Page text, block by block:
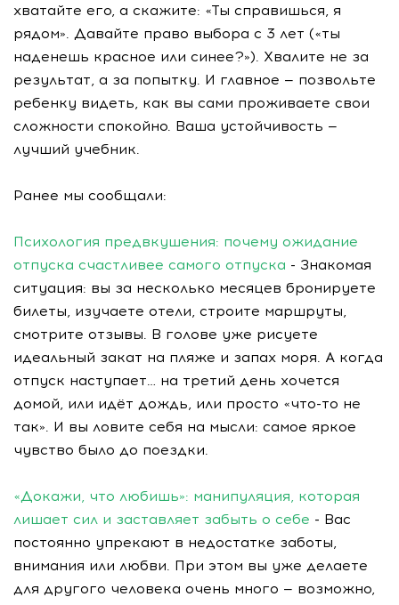
хватайте его, а скажите: «Ты справишься, я
рядом». Давайте право выбора с 3 лет («ты
наденешь красное или синее?»). Хвалите не за
результат, а за попытку. И главное — позвольте
ребенку видеть, как вы сами проживаете свои
сложности спокойно. Ваша устойчивость —
лучший учебник.
Ранее мы сообщали:
Психология предвкушения: почему ожидание
отпуска счастливее самого отпуска - Знакомая
ситуация: вы за несколько месяцев бронируете
билеты, изучаете отели, строите маршруты,
смотрите отзывы. В голове уже рисуете
идеальный закат на пляже и запах моря. А когда
отпуск наступает… на третий день хочется
домой, или идёт дождь, или просто «что-то не
так». И вы ловите себя на мысли: самое яркое
чувство было до поездки.
«Докажи, что любишь»: манипуляция, которая
лишает сил и заставляет забыть о себе - Вас
постоянно упрекают в недостатке заботы,
внимания или любви. При этом вы уже делаете
для другого человека очень много — возможно,